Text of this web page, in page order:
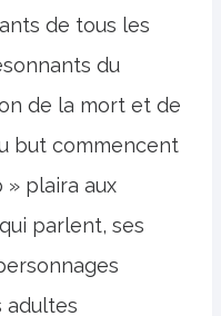
de tous les
du
de la mort et de
but commencent
» plaira aux
parlent, ses
adultes